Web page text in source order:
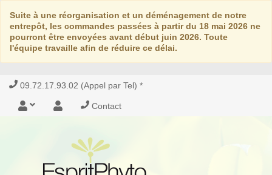
Suite à une réorganisation et un déménagement de notre
entrepôt, les commandes passées à partir du 18 mai 2026 ne
pourront être envoyées avant début juin 2026. Toute
l'équipe travaille afin de réduire ce délai.
09.72.17.93.02 (Appel par Tel) *
Contact